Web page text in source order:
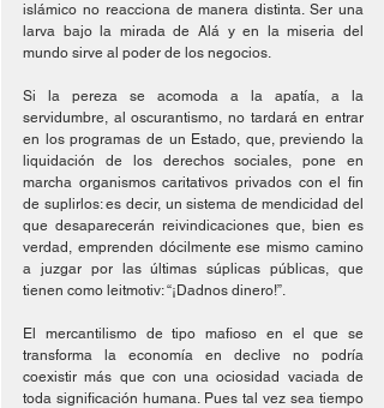
islámico no reacciona de manera distinta. Ser una
larva bajo la mirada de Alá y en la miseria del
mundo sirve al poder de los negocios.
Si la pereza se acomoda a la apatía, a la
servidumbre, al oscurantismo, no tardará en entrar
en los programas de un Estado, que, previendo la
liquidación de los derechos sociales, pone en
marcha organismos caritativos privados con el fin
de suplirlos: es decir, un sistema de mendicidad del
que desaparecerán reivindicaciones que, bien es
verdad, emprenden dócilmente ese mismo camino
a juzgar por las últimas súplicas públicas, que
tienen como leitmotiv: “¡Dadnos dinero!”.
El mercantilismo de tipo mafioso en el que se
transforma la economía en declive no podría
coexistir más que con una ociosidad vaciada de
toda significación humana. Pues tal vez sea tiempo